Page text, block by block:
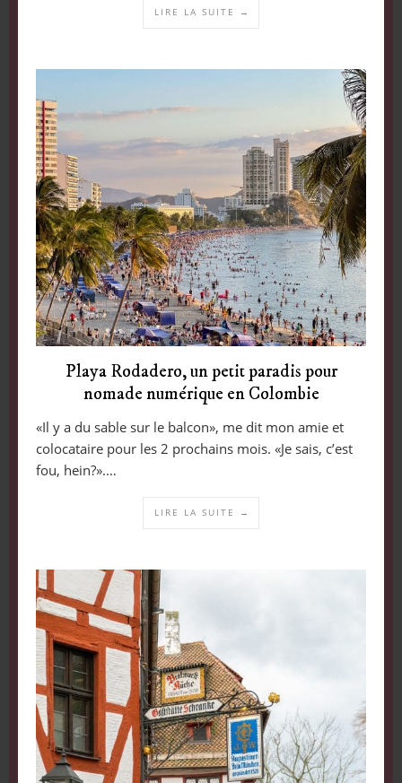
LIRE LA SUITE →
Playa Rodadero, un petit paradis pour
nomade numérique en Colombie
«Il y a du sable sur le balcon», me dit mon amie et
colocataire pour les 2 prochains mois. «Je sais, c’est
fou, hein?».…
LIRE LA SUITE →